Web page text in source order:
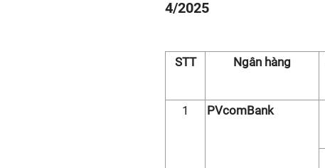
4/2025
STT Ngân hàng
1 PVcomBank